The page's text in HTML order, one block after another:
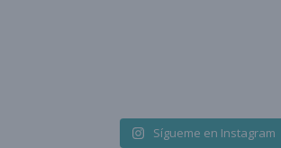
Sígueme en Instagram